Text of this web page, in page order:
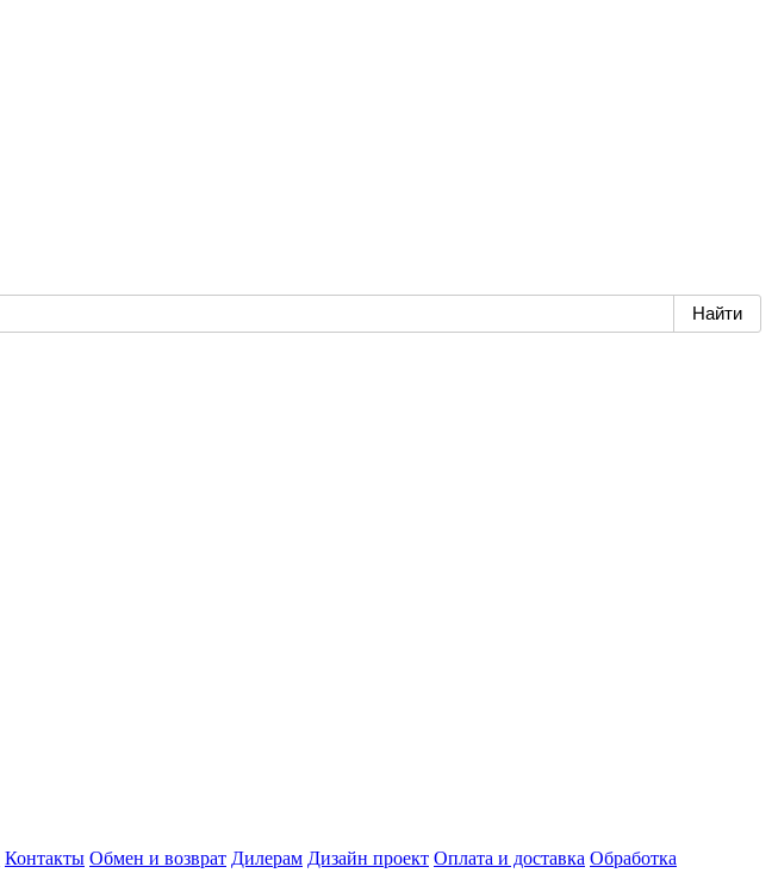
Контакты Обмен и возврат Дилерам Дизайн проект Оплата и доставка Обработка